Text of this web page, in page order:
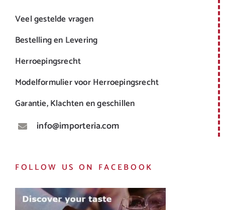
Veel gestelde vragen
Bestelling en Levering
Herroepingsrecht
Modelformulier voor Herroepingsrecht
Garantie, Klachten en geschillen
info@importeria.com
FOLLOW US ON FACEBOOK